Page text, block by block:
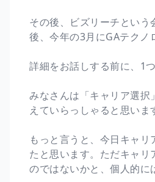
その後、ビズリーチとい
後、今年の3月にGAテクノ
詳細をお話しする前に、1
みなさんは「キャリア選
えていらっしゃると思いま
もっと言うと、今日キャ
たと思います。ただキャ
のではないかと、個人的に